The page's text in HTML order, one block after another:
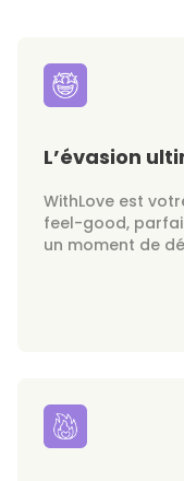
L’évasion
WithLove est
feel-good,
un moment de